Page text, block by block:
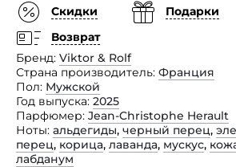
Скидки
Подарки
Возврат
Бренд Viktor & Rolf
Страна производитель Франция
Пол Мужской
Год выпуска 2025
Парфюмер Jean-Christophe Herault
Ноты альдегиды, черный перец,
перец, корица, лаванда, мускус,
лабданум